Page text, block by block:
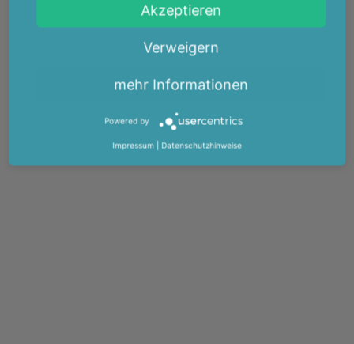
Akzeptieren
Verweigern
mehr Informationen
Powered by
Impressum Datenschutzhinweise